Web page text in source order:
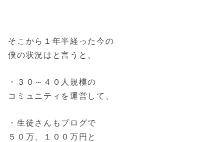
そこから１年半経った今の
僕の状況はと言うと、
・３０～４０人規模の
コミュニティを運営して、
・生徒さんもブログで
５０万、１００万円と